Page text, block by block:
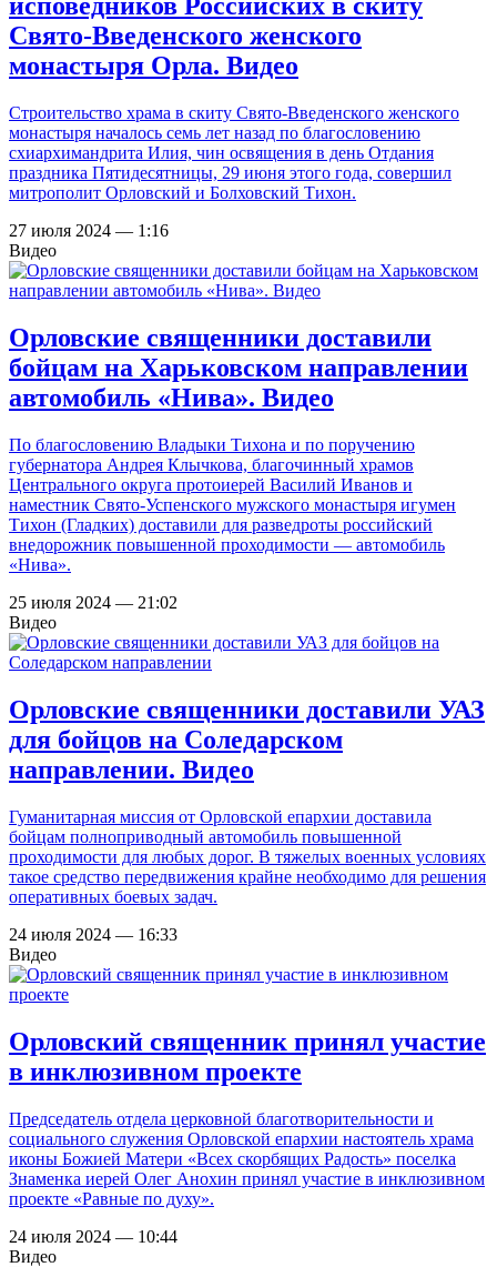
исповедников Российских в скиту
Свято-Введенского женского
монастыря Орла. Видео
Строительство храма в скиту Свято-Введенского женского
монастыря началось семь лет назад по благословению
схиархимандрита Илия, чин освящения в день Отдания
праздника Пятидесятницы, 29 июня этого года, совершил
митрополит Орловский и Болховский Тихон.
27 июля 2024 — 1:16
Видео
Орловские священники доставили
бойцам на Харьковском направлении
автомобиль «Нива». Видео
По благословению Владыки Тихона и по поручению
губернатора Андрея Клычкова, благочинный храмов
Центрального округа протоиерей Василий Иванов и
наместник Свято-Успенского мужского монастыря игумен
Тихон (Гладких) доставили для разведроты российский
внедорожник повышенной проходимости — автомобиль
«Нива».
25 июля 2024 — 21:02
Видео
Орловские священники доставили УАЗ
для бойцов на Соледарском
направлении. Видео
Гуманитарная миссия от Орловской епархии доставила
бойцам полноприводный автомобиль повышенной
проходимости для любых дорог. В тяжелых военных условиях
такое средство передвижения крайне необходимо для решения
оперативных боевых задач.
24 июля 2024 — 16:33
Видео
Орловский священник принял участие
в инклюзивном проекте
Председатель отдела церковной благотворительности и
социального служения Орловской епархии настоятель храма
иконы Божией Матери «Всех скорбящих Радость» поселка
Знаменка иерей Олег Анохин принял участие в инклюзивном
проекте «Равные по духу».
24 июля 2024 — 10:44
Видео